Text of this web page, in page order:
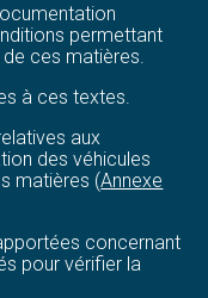
permettant
ces matières.
à ces textes.
aux
des véhicules
matières (Annexe
concernant
pour vérifier la